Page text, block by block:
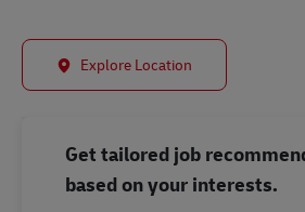
Explore Location
Get tailored job
based on your interests.